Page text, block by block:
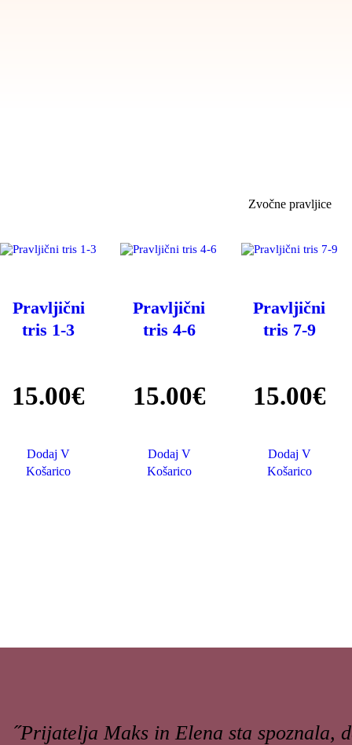
Zvočne pravljice
Pravljični
tris 1-3
15.00€
Dodaj V
Košarico
Pravljični
tris 4-6
15.00€
Dodaj V
Košarico
Pravljični
tris 7-9
15.00€
Dodaj V
Košarico
˝Prijatelja Maks in Elena sta spoznala,